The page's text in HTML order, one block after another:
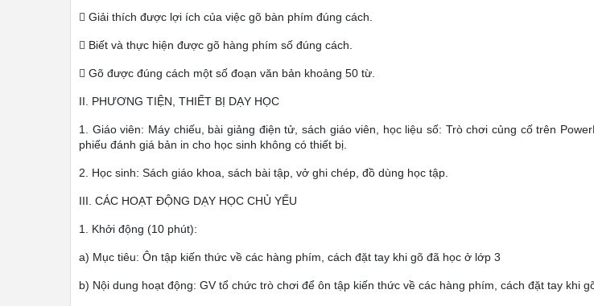
 Giải thích được lợi ích của việc gõ bàn phím đúng cách.
 Biết và thực hiện được gõ hàng phím số đúng cách.
 Gõ được đúng cách một số đoạn văn bản khoảng 50 từ.
II. PHƯƠNG TIỆN, THIẾT BỊ DẠY HỌC
1. Giáo viên: Máy chiếu, bài giảng điện tử, sách giáo viên, học liệu số: Trò chơi củng cố trên
phiếu đánh giá bản in cho học sinh không có thiết bị.
2. Học sinh: Sách giáo khoa, sách bài tập, vở ghi chép, đồ dùng học tập.
III. CÁC HOẠT ĐỘNG DẠY HỌC CHỦ YẾU
1. Khởi động (10 phút):
a) Mục tiêu: Ôn tập kiến thức về các hàng phím, cách đặt tay khi gõ đã học ở lớp 3
b) Nội dung hoạt động: GV tổ chức trò chơi để ôn tập kiến thức về các hàng phím, cách đặt tay khi